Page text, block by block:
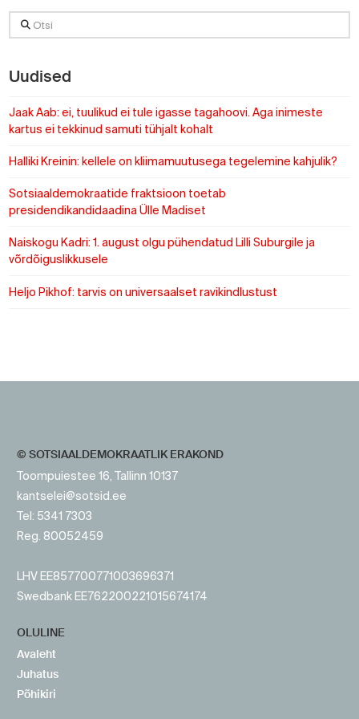
Otsi
Uudised
Jaak Aab: ei, tuulikud ei tule igasse tagahoovi. Aga inimeste
kartus ei tekkinud samuti tühjalt kohalt
Halliki Kreinin: kellele on kliimamuutusega tegelemine kahjulik?
Sotsiaaldemokraatide fraktsioon toetab
presidendikandidaadina Ülle Madiset
Naiskogu Kadri: 1. august olgu pühendatud Lilli Suburgile ja
võrdõiguslikkusele
Heljo Pikhof: tarvis on universaalset ravikindlustust
© SOTSIAALDEMOKRAATLIK ERAKOND
Toompuiestee 16, Tallinn 10137
kantselei@sotsid.ee
Tel: 5341 7303
Reg. 80052459
LHV EE857700771003696371
Swedbank EE762200221015674174
OLULINE
Avaleht
Juhatus
Põhikiri